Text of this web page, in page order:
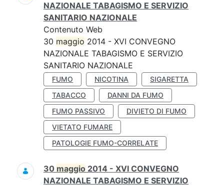
NAZIONALE TABAGISMO E SERVIZIO
SANITARIO NAZIONALE
Contenuto Web
30 maggio 2014 - XVI CONVEGNO
NAZIONALE TABAGISMO E SERVIZIO
SANITARIO NAZIONALE
FUMO NICOTINA
SIGARETTA
TABACCO
DANNI DA FUMO
FUMO PASSIVO
DIVIETO DI FUMO
VIETATO FUMARE
PATOLOGIE FUMO-CORRELATE
30 maggio 2014 - XVI CONVEGNO
NAZIONALE TABAGISMO E SERVIZIO